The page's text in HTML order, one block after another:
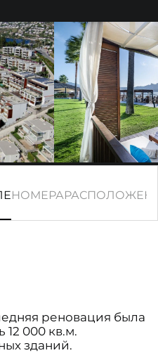
НОМЕРА
реновация была
12 000 кв.м.
зданий.